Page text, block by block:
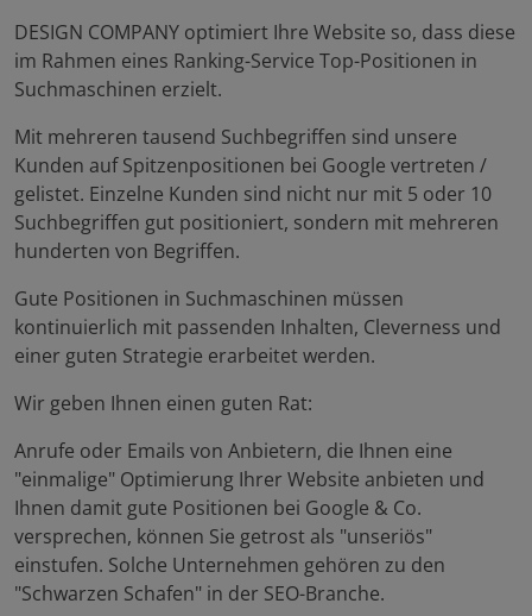
DESIGN COMPANY optimiert Ihre Website so, dass diese
im Rahmen eines Ranking-Service Top-Positionen in
Suchmaschinen erzielt.
Mit mehreren tausend Suchbegriffen sind unsere
Kunden auf Spitzenpositionen bei Google vertreten /
gelistet. Einzelne Kunden sind nicht nur mit 5 oder 10
Suchbegriffen gut positioniert, sondern mit mehreren
hunderten von Begriffen.
Gute Positionen in Suchmaschinen müssen
kontinuierlich mit passenden Inhalten, Cleverness und
einer guten Strategie erarbeitet werden.
Wir geben Ihnen einen guten Rat:
Anrufe oder Emails von Anbietern, die Ihnen eine
"einmalige" Optimierung Ihrer Website anbieten und
Ihnen damit gute Positionen bei Google & Co.
versprechen, können Sie getrost als "unseriös"
einstufen. Solche Unternehmen gehören zu den
"Schwarzen Schafen" in der SEO-Branche.